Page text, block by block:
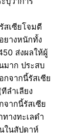
สเซียโจมตี
ยางหนักทั้ง
ส่งผลให้ผู้
มาก ประสบ
จากนี้รัสเซีย
ลำเลียง
ากนี้รัสเซีย
างทะเลดำ
ในสัปดาห์